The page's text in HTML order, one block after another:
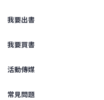
我要出書
我要買書
活動傳媒
常見問題